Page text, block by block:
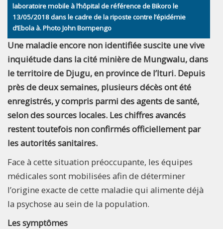
laboratoire mobile à l’hôpital de référence de Bikoro le
13/05/2018 dans le cadre de la riposte contre l’épidémie
d’Ebola à. Photo John Bompengo
Une maladie encore non identifiée suscite une vive
inquiétude dans la cité minière de Mungwalu, dans
le territoire de Djugu, en province de l’Ituri. Depuis
près de deux semaines, plusieurs décès ont été
enregistrés, y compris parmi des agents de santé,
selon des sources locales. Les chiffres avancés
restent toutefois non confirmés officiellement par
les autorités sanitaires.
Face à cette situation préoccupante, les équipes
médicales sont mobilisées afin de déterminer
l’origine exacte de cette maladie qui alimente déjà
la psychose au sein de la population.
Les symptômes